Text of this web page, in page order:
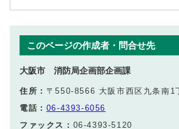
このページの作成者・問合せ先
大阪市 消防局企画部企画課
住所： 〒550-8566 大阪市西区九条南1
電話： 06-4393-6056
ファックス： 06-4393-5120